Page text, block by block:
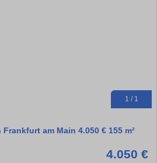
1 / 1
am Main 4.050 € 155 m²
4.050 €